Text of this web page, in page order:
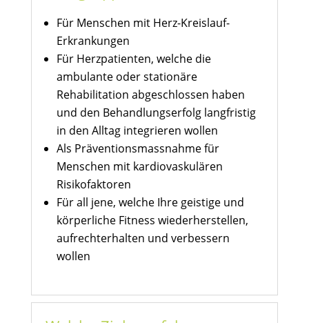
Für Menschen mit Herz-Kreislauf-
Erkrankungen
Für Herzpatienten, welche die
ambulante oder stationäre
Rehabilitation abgeschlossen haben
und den Behandlungserfolg langfristig
in den Alltag integrieren wollen
Als Präventionsmassnahme für
Menschen mit kardiovaskulären
Risikofaktoren
Für all jene, welche Ihre geistige und
körperliche Fitness wiederherstellen,
aufrechterhalten und verbessern
wollen